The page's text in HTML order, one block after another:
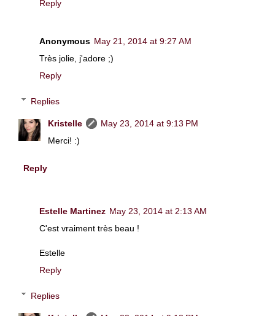
Reply
Anonymous May 21, 2014 at 9:27 AM
Très jolie, j'adore ;)
Reply
Replies
Kristelle
May 23, 2014 at 9:13 PM
Merci! :)
Reply
Estelle Martinez May 23, 2014 at 2:13 AM
C'est vraiment très beau !
Estelle
Reply
Replies